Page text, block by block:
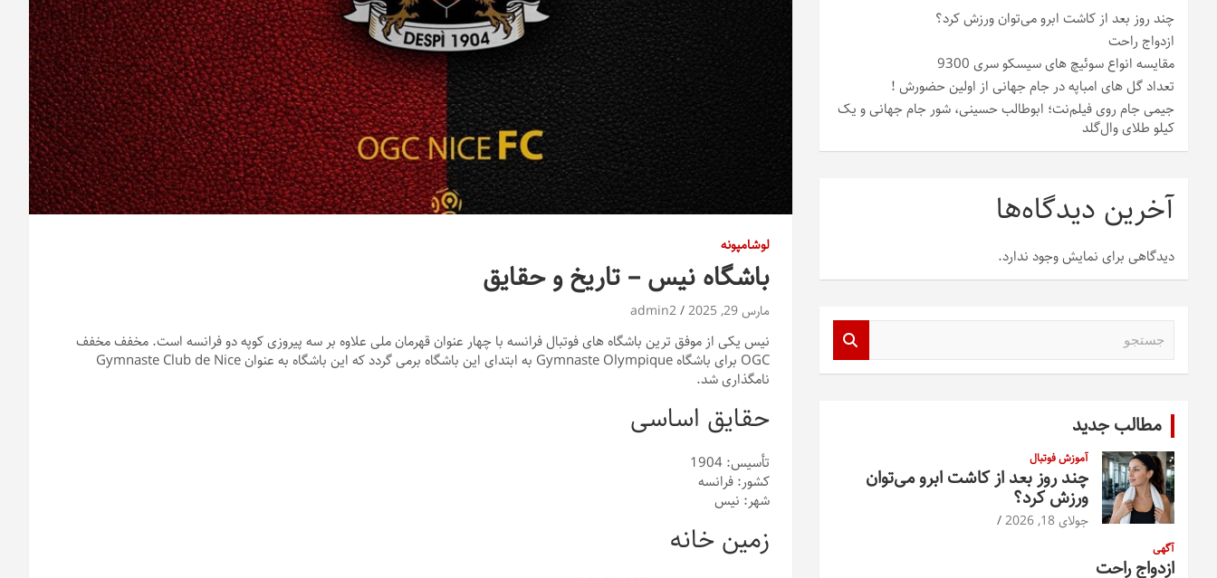
لوشامپونه
باشگاه نیس – تاریخ و حقایق
مارس 29, 2025 admin2
نیس یکی از موفق ترین باشگاه های فوتبال فرانسه با چهار عنوان قهرمان ملی علاوه بر سه پیروزی کوپه دو فرانسه است. مخفف مخفف
OGC برای باشگاه Gymnaste Olympique به ابتدای این باشگاه برمی گردد که این باشگاه به عنوان Gymnaste Club de Nice
نامگذاری شد.
حقایق اساسی
تأسیس: 1904
کشور: فرانسه
شهر: نیس
زمین خانه
چند روز بعد از کاشت ابرو می‌توان ورزش کرد؟
ازدواج راحت
مقایسه انواع سوئیچ های سیسکو سری 9300
تعداد گل های امباپه در جام جهانی از اولین حضورش !
جیمی جام روی فیلم‌نت؛ ابوطالب حسینی، شور جام جهانی و یک
کیلو طلای وال‌گلد
آخرین دیدگاه‌ها
دیدگاهی برای نمایش وجود ندارد.
مطالب جدید
آموزش فوتبال
چند روز بعد از کاشت ابرو می‌توان
ورزش کرد؟
جولای 18, 2026
آگهی
ازدواج راحت